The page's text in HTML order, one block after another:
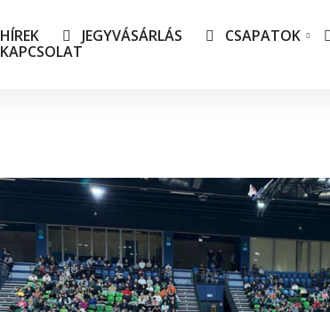
HÍREK JEGYVÁSÁRLÁS CSAPATOK
KAPCSOLAT